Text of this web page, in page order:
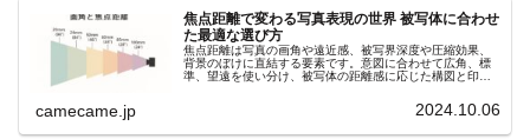
焦点距離で変わる写真表現の世界 被写体に合わせ
た最適な選び方
焦点距離は写真の画角や遠近感、被写界深度や圧縮効果、
背景のぼけに直結する要素です。意図に合わせて広角、標
準、望遠を使い分け、被写体の距離感に応じた構図と印象
camecame.jp 2024.10.06